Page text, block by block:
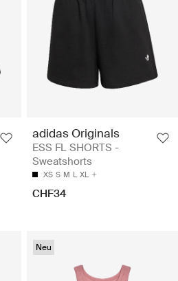
adidas Originals
ESS FL SHORTS -
Sweatshorts
XS S M L XL
CHF34
Neu